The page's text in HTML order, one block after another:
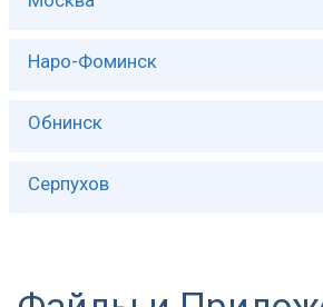
Наро-Фоминск
Обнинск
Серпухов